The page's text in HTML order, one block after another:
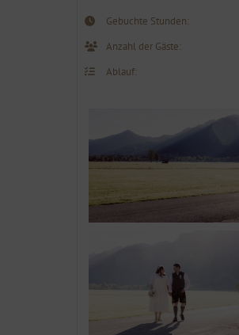
Gebuchte Stunden:
Anzahl der Gäste:
Ablauf: